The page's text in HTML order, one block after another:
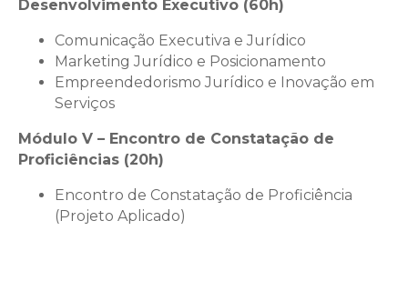
Desenvolvimento Executivo (60h)
Comunicação Executiva e Jurídico
Marketing Jurídico e Posicionamento
Empreendedorismo Jurídico e Inovação em
Serviços
Módulo V – Encontro de Constatação de
Proficiências (20h)
Encontro de Constatação de Proficiência
(Projeto Aplicado)